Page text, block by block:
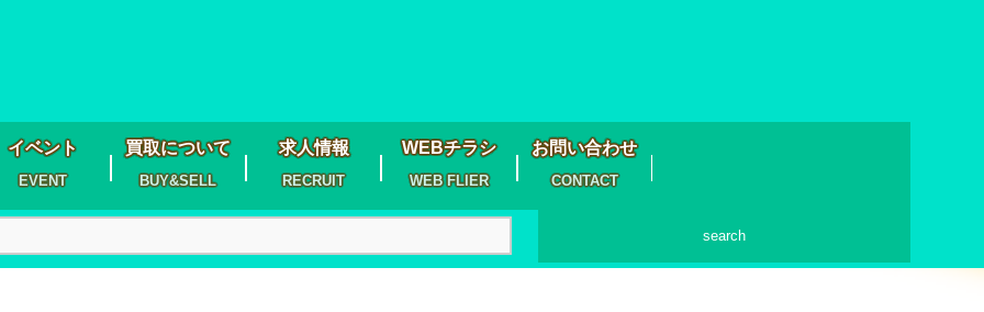
イベント
EVENT
買取について
BUY&SELL
求人情報
RECRUIT
WEBチラシ
WEB FLIER
お問い合わせ
CONTACT
search